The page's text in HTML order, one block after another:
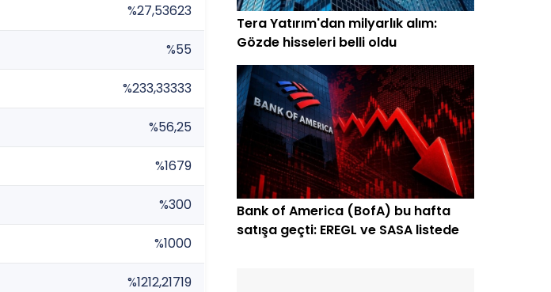
%27,53623
%55
%233,33333
%56,25
%1679
%300
%1000
%1212,21719
Tera Yatırım'dan milyarlık alım:
Gözde hisseleri belli oldu
Bank of America (BofA) bu hafta
satışa geçti: EREGL ve SASA listede